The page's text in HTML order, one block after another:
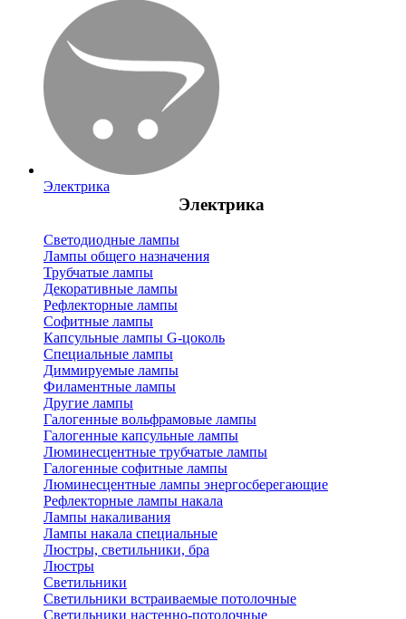
Электрика
Электрика
Светодиодные лампы
Лампы общего назначения
Трубчатые лампы
Декоративные лампы
Рефлекторные лампы
Софитные лампы
Капсульные лампы G-цоколь
Специальные лампы
Диммируемые лампы
Филаментные лампы
Другие лампы
Галогенные вольфрамовые лампы
Галогенные капсульные лампы
Люминесцентные трубчатые лампы
Галогенные софитные лампы
Люминесцентные лампы энергосберегающие
Рефлекторные лампы накала
Лампы накаливания
Лампы накала специальные
Люстры, светильники, бра
Люстры
Светильники
Светильники встраиваемые потолочные
Светильники настенно-потолочные